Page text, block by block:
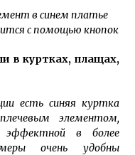
в синем платье
с помощью кнопок
в куртках, плащах,
есть синяя куртка
элементом,
в более
очень удобны